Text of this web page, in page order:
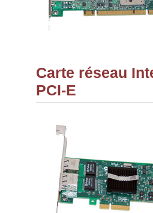
Carte réseau
PCI-E